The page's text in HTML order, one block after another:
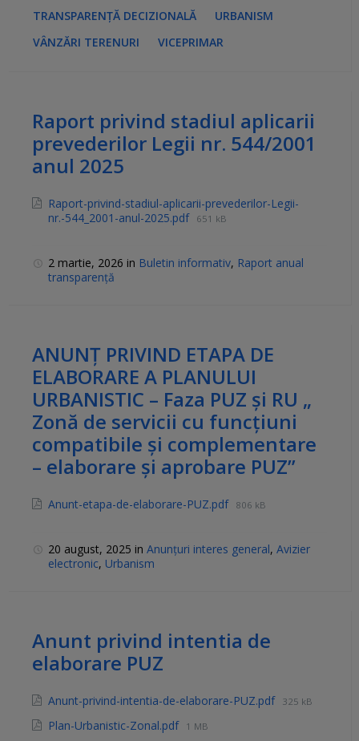
TRANSPARENȚĂ DECIZIONALĂ
URBANISM
VÂNZĂRI TERENURI
VICEPRIMAR
Raport privind stadiul aplicarii
prevederilor Legii nr. 544/2001
anul 2025
Raport-privind-stadiul-aplicarii-prevederilor-Legii-
nr.-544_2001-anul-2025.pdf 651 kB
2 martie, 2026 in Buletin informativ, Raport anual
transparență
ANUNȚ PRIVIND ETAPA DE
ELABORARE A PLANULUI
URBANISTIC – Faza PUZ și RU „
Zonă de servicii cu funcțiuni
compatibile și complementare
– elaborare și aprobare PUZ”
Anunt-etapa-de-elaborare-PUZ.pdf 806 kB
20 august, 2025 in Anunțuri interes general, Avizier
electronic, Urbanism
Anunt privind intentia de
elaborare PUZ
Anunt-privind-intentia-de-elaborare-PUZ.pdf 325 kB
Plan-Urbanistic-Zonal.pdf 1 MB